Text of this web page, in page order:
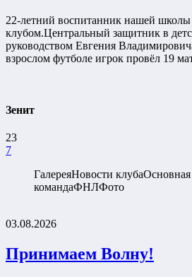
22-летний воспитанник нашей школы
клубом.Центральный защитник в
руководством Евгения
взрослом футболе игрок провёл 19
Зенит
23
7
ГалереяНовости клубаОсновная
командаФНЛФото
03.08.2026
Принимаем Волну!